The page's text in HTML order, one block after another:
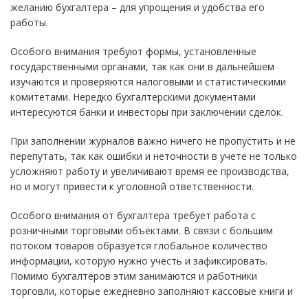
желанию бухгалтера – для упрощения и удобства его
работы.
Особого внимания требуют формы, установленные
государственными органами, так как они в дальнейшем
изучаются и проверяются налоговыми и статистическими
комитетами. Нередко бухгалтерскими документами
интересуются банки и инвесторы при заключении сделок.
При заполнении журналов важно ничего не пропустить и не
перепутать, так как ошибки и неточности в учете не только
усложняют работу и увеличивают время ее производства,
но и могут привести к уголовной ответственности.
Особого внимания от бухгалтера требует работа с
розничными торговыми объектами. В связи с большим
потоком товаров образуется глобальное количество
информации, которую нужно учесть и зафиксировать.
Помимо бухгалтеров этим занимаются и работники
торговли, которые ежедневно заполняют кассовые книги и